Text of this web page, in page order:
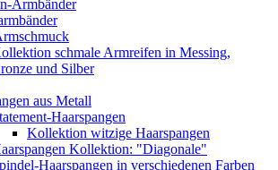
Armbänder
schmale Armreifen in Messing,
und Silber
aus Metall
Haarspangen
Kollektion witzige Haarspangen
Kollektion: "Diagonale"
Haarspangen in verschiedenen Farben